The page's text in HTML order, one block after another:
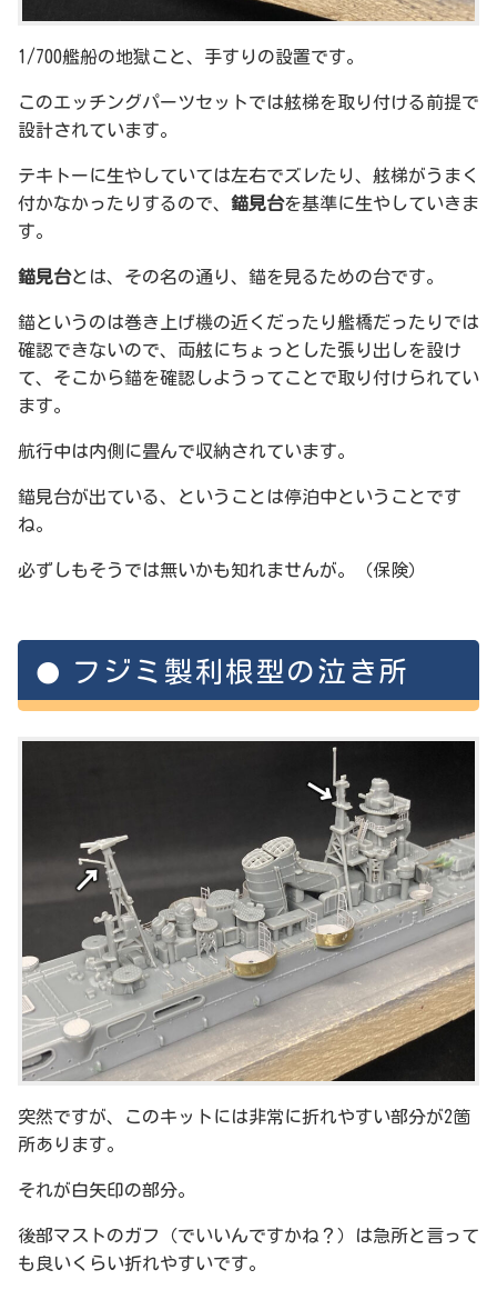
1/700艦船の地獄こと、手すりの設置です。
このエッチングパーツセットでは舷梯を取り付ける前提で
設計されています。
テキトーに生やしていては左右でズレたり、舷梯がうまく
付かなかったりするので、 錨見台を基準に生やしていきま
す。
錨見台とは、その名の通り、錨を見るための台です。
錨というのは巻き上げ機の近くだったり艦橋だったりでは
確認できないので、両舷にちょっとした張り出しを設け
て、そこから錨を確認しようってことで取り付けられてい
ます。
航行中は内側に畳んで収納されています。
錨見台が出ている、ということは停泊中ということです
ね。
必ずしもそうでは無いかも知れませんが。（保険）
フジミ製利根型の泣き所
突然ですが、このキットには非常に折れやすい部分が2箇
所あります。
それが白矢印の部分。
後部マストのガフ（でいいんですかね？）は急所と言って
も良いくらい折れやすいです。